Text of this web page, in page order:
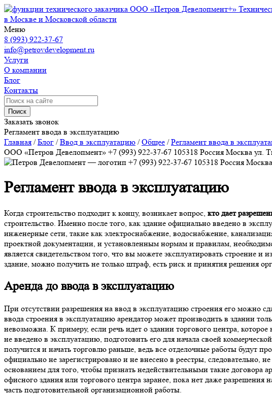
ООО «Петров Девелопмент+»
в Москве и Московской области
Меню
8 (993) 922-37-67
info@petrovdevelopment.ru
Услуги
О компании
Блог
Контакты
Поиск
Заказать звонок
Регламент ввода в эксплуатацию
Главная /Блог /Ввод в эксплуатацию /Общее /Регламент ввода в
ООО «Петров Девелопмент» +7 (993) 922-37-67 105318 Россия Москва ул.
+7 (993) 922-37-67 105318 Россия Москва
Регламент ввода в эксплуатацию
Когда строительство подходит к концу, возникает вопрос, кто дает
строительство. Именно после того, как здание официально введено в
инженерные сети, такие как электроснабжение, водоснабжение,
проектной документации, и установленным нормам и правилам,
является свидетельством того, что вы можете эксплуатировать строение
здание, можно получить не только штраф, есть риск и принятия решения
Аренда до ввода в эксплуатацию
При отсутствии разрешения на ввод в эксплуатацию строения его можно
ввода строения в эксплуатацию арендатор может производить в здании
невозможна. К примеру, если речь идет о здании торгового центра,
не введено в эксплуатацию, подготовить его для начала своей
получится и начать торговлю раньше, ведь все отделочные работы будут
официально не зарегистрировано и не внесено в реестры, следовательно,
основанием для того, чтобы признать недействительными такие
офисного здания или торгового центра заранее, пока нет даже
часть подготовительной организационной работы.